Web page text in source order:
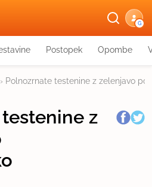
G
Postopek Opombe
› Polnozrnate testenine z zelenjavo po
z